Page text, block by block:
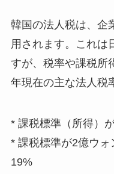
韓国の法人税は、企
用されます。これは
すが、税率や課税所
年現在の主な法人税
* 課税標準（所得）
* 課税標準が2億ウォ
19%